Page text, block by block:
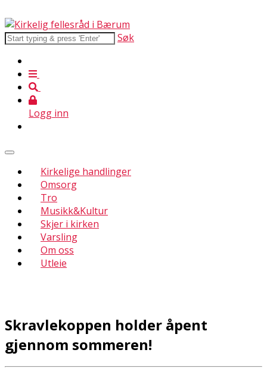
Søk
Logg inn
Kirkelige handlinger
Omsorg
Tro
Musikk&Kultur
Skjer i kirken
Varsling
Om oss
Utleie
Skravlekoppen holder åpent
gjennom sommeren!